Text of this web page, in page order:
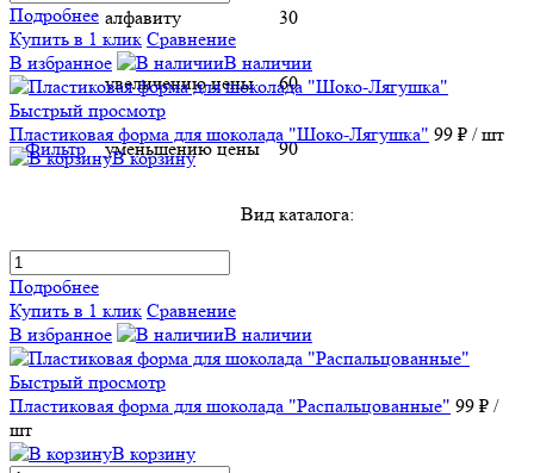
Фильтр
алфавиту
увеличению цены
уменьшению цены
30
60
90
Вид каталога:
Подробнее
Купить в 1 клик Сравнение
В избранное
В наличии
Быстрый просмотр
Пластиковая форма для шоколада "Шоко-Лягушка" 99 ₽ / шт
В корзину
Подробнее
Купить в 1 клик Сравнение
В избранное
В наличии
Быстрый просмотр
Пластиковая форма для шоколада "Распальцованные" 99 ₽ /
шт
В корзину